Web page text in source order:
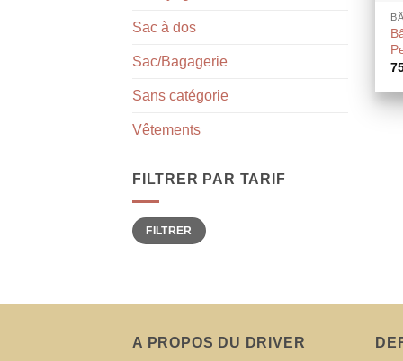
Sac à dos
Sac/Bagagerie
Sans catégorie
Vêtements
FILTRER PAR TARIF
Prix
min
Prix
maxFILTRER
A PROPOS DU DRIVER